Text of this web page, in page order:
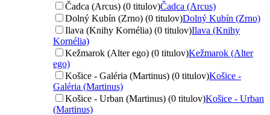
Čadca (Arcus) (0 titulov)Čadca (Arcus)
Dolný Kubín (Zrno) (0 titulov)Dolný Kubín (Zrno)
Ilava (Knihy Kornélia) (0 titulov)Ilava (Knihy
Kornélia)
Kežmarok (Alter ego) (0 titulov)Kežmarok (Alter
ego)
Košice - Galéria (Martinus) (0 titulov)Košice -
Galéria (Martinus)
Košice - Urban (Martinus) (0 titulov)Košice - Urban
(Martinus)